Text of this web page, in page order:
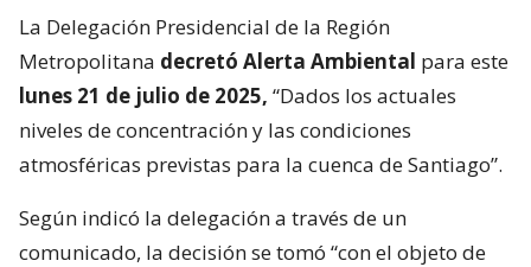
La Delegación Presidencial de la Región
Metropolitana decretó Alerta Ambiental para este
lunes 21 de julio de 2025, “Dados los actuales
niveles de concentración y las condiciones
atmosféricas previstas para la cuenca de Santiago”.
Según indicó la delegación a través de un
comunicado, la decisión se tomó “con el objeto de